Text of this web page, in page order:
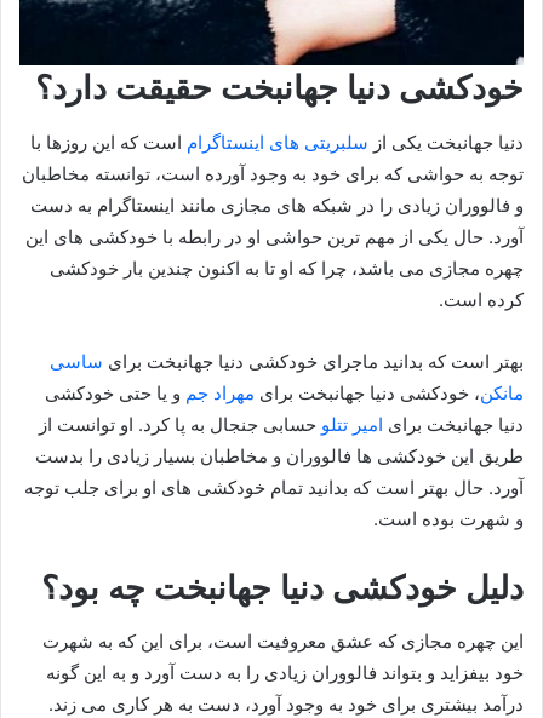
خودکشی دنیا جهانبخت حقیقت دارد؟
دنیا جهانبخت یکی از سلبریتی های اینستاگرام است که این روزها با
توجه به حواشی که برای خود به وجود آورده است، توانسته مخاطبان
و فالووران زیادی را در شبکه‌ های مجازی مانند اینستاگرام به دست
آورد. حال یکی از مهم ترین حواشی او در رابطه با خودکشی های این
چهره مجازی می باشد، چرا که او تا به اکنون چندین بار خودکشی
کرده است.
بهتر است که بدانید ماجرای خودکشی دنیا جهانبخت برای ساسی
مانکن، خودکشی دنیا جهانبخت برای مهراد جم و یا حتی خودکشی
دنیا جهانبخت برای امیر تتلو حسابی جنجال به پا کرد. او توانست از
طریق این خودکشی ها فالووران و مخاطبان بسیار زیادی را بدست
آورد. حال بهتر است که بدانید تمام خودکشی های او برای جلب توجه
و شهرت بوده است.
دلیل خودکشی دنیا جهانبخت چه بود؟
این چهره مجازی که عشق معروفیت است، برای این که به شهرت
خود بیفزاید و بتواند فالووران زیادی را به دست آورد و به این گونه
درآمد بیشتری برای خود به وجود آورد، دست به هر کاری می زند.